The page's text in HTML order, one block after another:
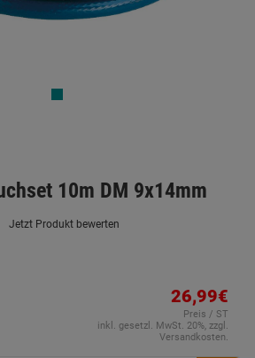
10m DM 9x14mm
Jetzt Produkt bewerten
26,99€
Preis / ST
inkl. gesetzl. MwSt. 20%, zzgl.
Versandkosten.